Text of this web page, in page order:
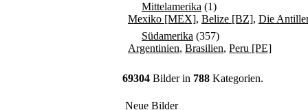
Mittelamerika (1)
Mexiko [MEX], Belize [BZ], Die
Südamerika (357)
Argentinien, Brasilien, Peru [PE]
69304 Bilder in 788 Kategorien.
Neue Bilder